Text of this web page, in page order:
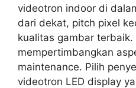
videotron indoor di
dari dekat, pitch pixel
kualitas gambar
mempertimbangkan
maintenance. Pilih
videotron LED display